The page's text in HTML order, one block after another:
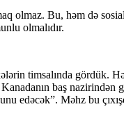
Bu, həm də
olmalıdır.
timsalında gördük.
baş
edəcək”. Məhz bu